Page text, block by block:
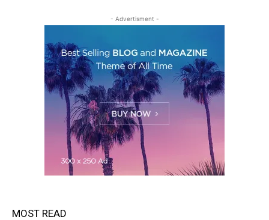
- Advertisment -
MOST READ